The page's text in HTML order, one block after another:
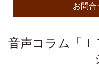
お問
音声コラム「Ｉ